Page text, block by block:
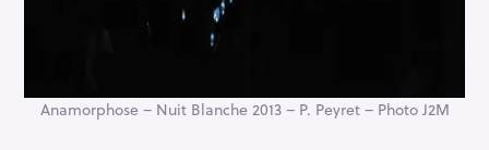
Anamorphose – Nuit Blanche 2013 – P. Peyret – Photo J2M